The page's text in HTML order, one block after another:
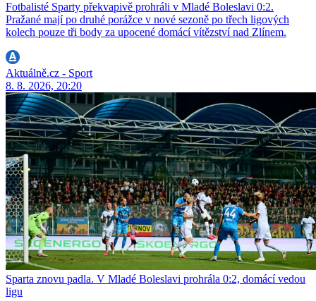
Fotbalisté Sparty překvapivě prohráli v Mladé Boleslavi 0:2.
Pražané mají po druhé porážce v nové sezoně po třech ligových
kolech pouze tři body za upocené domácí vítězství nad Zlínem.
Aktuálně.cz - Sport
8. 8. 2026, 20:20
Sparta znovu padla. V Mladé Boleslavi prohrála 0:2, domácí vedou
ligu